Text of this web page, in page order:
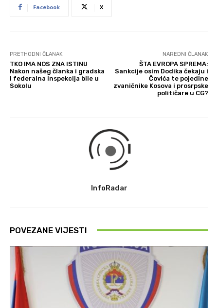
Facebook X
PRETHODNI ČLANAK
TKO IMA NOS ZNA ISTINU
Nakon našeg članka i gradska
i federalna inspekcija bile u
Sokolu
NAREDNI ČLANAK
ŠTA EVROPA SPREMA:
Sankcije osim Dodika čekaju i
Čovića te pojedine
zvaničnike Kosova i prosrpske
političare u CG?
InfoRadar
POVEZANE VIJESTI